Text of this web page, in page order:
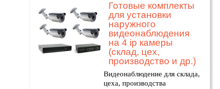
Готовые комплекты
для установки
наружного
видеонаблюдения
на 4 ip камеры
(склад, цех,
производство и др.)
Видеонаблюдение для склада,
цеха, производства